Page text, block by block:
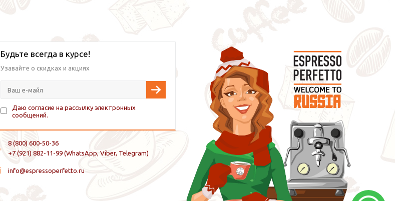
Будьте всегда в курсе!
Узавайте о скидках и акциях
Даю согласие на рассылку электронных
сообщений.
8 (800) 600-50-36
+7 (921) 882-11-99 (WhatsApp, Viber, Telegram)
info@espressoperfetto.ru